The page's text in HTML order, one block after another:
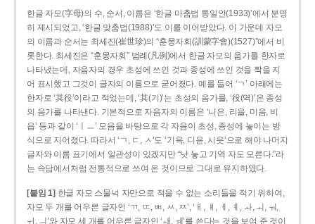
한글 자모(字母)의 수, 순서, 이름은 ‘한글 마춤법 통일안(1933)’에서 분명
히 제시되었고, ‘한글 맞춤법(1988)’도 이를 이어받았다. 이 가운데 자모
의 이름과 순서는 최세진(崔世珍)의 “훈몽자회(訓蒙字會)(1527)”에서 비
롯한다. 최세진은 “훈몽자회” 범례(凡例)에서 한글 자모의 음가를 한자로
나타냈는데, 자음자의 경우 초성에 쓰인 것과 종성에 쓰인 것을 짝을 지
어 표시했고 그것이 글자의 이름으로 굳어졌다. 예를 들어 ‘ㄱ’ 아래에는
한자로 ‘其役’이라고 적었는데, ‘其(기)’는 초성의 음가를, ‘役(역)’은 종성
의 음가를 나타낸다. 기본적으로 자음자의 이름은 ‘니은, 리을, 미음, 비
읍’ 등과 같이 ‘ㅣㅡ’ 모음을 바탕으로 각 자음이 초성, 종성에 놓이는 방
식으로 지어졌다. 따라서 ‘ㄱ, ㄷ, ㅅ’도 ‘기윽, 디읃, 시읏’으로 해야 나머지
글자와 이름 표기에서 일관성이 있겠지만 “낫 놓고 기역 자도 모른다.”라
는 속담에서처럼 전통적으로 쓰여 온 것이므로 그대로 유지하였다.
[붙임 1] 한글 자모 스물넉 자만으로 적을 수 없는 소리들을 적기 위하여,
자모 두 개를 어우른 글자인 ‘ㄲ, ㄸ, ㅃ, ㅆ, ㅉ’, ‘ㅐ, ㅒ, ㅔ, ㅖ, ㅘ, ㅚ, ㅝ,
ㅟ, ㅢ’와 자모 세 개를 어우른 글자인 ‘ㅙ, ㅞ’를 쓴다는 것을 보여 준 것이